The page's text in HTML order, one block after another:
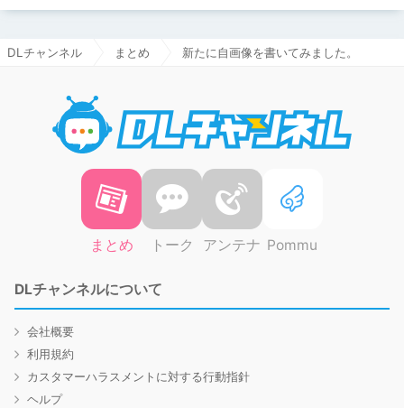
DLチャンネル まとめ 新たに自画像を書いてみました。
まとめ トーク アンテナ Pommu
DLチャンネルについて
会社概要
利用規約
カスタマーハラスメントに対する行動指針
ヘルプ